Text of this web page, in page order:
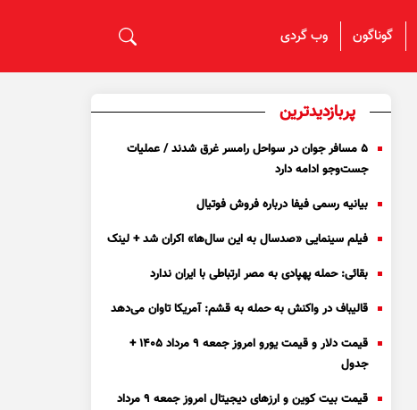
گوناگون وب گردی
پربازدیدترین
۵ مسافر جوان در سواحل رامسر غرق شدند / عملیات
جست‌و‌جو ادامه دارد
بیانیه رسمی فیفا درباره فروش فوتیال
فیلم سینمایی «صدسال به این سال‌ها» اکران شد + لینک
بقائی: حمله پهپادی به مصر ارتباطی با ایران ندارد
قالیباف در واکنش به حمله به قشم: آمریکا تاوان می‌دهد
قیمت دلار و قیمت یورو امروز جمعه ۹ مرداد ۱۴۰۵ +
جدول
قیمت بیت کوین و ارز‌های دیجیتال امروز جمعه ۹ مرداد